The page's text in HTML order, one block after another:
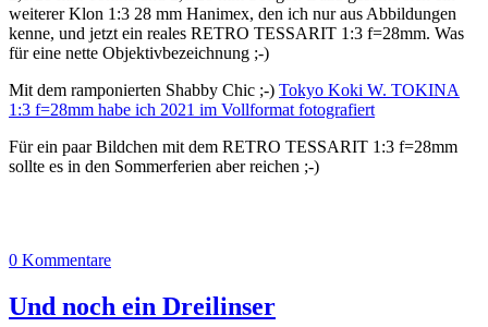
weiterer Klon 1:3 28 mm Hanimex, den ich nur aus Abbildungen
kenne, und jetzt ein reales RETRO TESSARIT 1:3 f=28mm. Was
für eine nette Objektivbezeichnung ;-)
Mit dem ramponierten Shabby Chic ;-) Tokyo Koki W. TOKINA
1:3 f=28mm habe ich 2021 im Vollformat fotografiert
Für ein paar Bildchen mit dem RETRO TESSARIT 1:3 f=28mm
sollte es in den Sommerferien aber reichen ;-)
0 Kommentare
Und noch ein Dreilinser